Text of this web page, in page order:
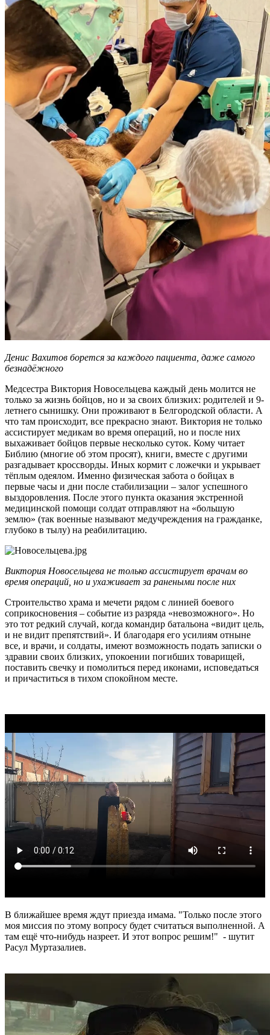
Денис Вахитов борется за каждого пациента, даже самого
безнадёжного
Медсестра Виктория Новосельцева каждый день молится не
только за жизнь бойцов, но и за своих близких: родителей и 9-
летнего сынишку. Они проживают в Белгородской области. А
что там происходит, все прекрасно знают. Виктория не только
ассистирует медикам во время операций, но и после них
выхаживает бойцов первые несколько суток. Кому читает
Библию (многие об этом просят), книги, вместе с другими
разгадывает кроссворды. Иных кормит с ложечки и укрывает
тёплым одеялом. Именно физическая забота о бойцах в
первые часы и дни после стабилизации – залог успешного
выздоровления. После этого пункта оказания экстренной
медицинской помощи солдат отправляют на «большую
землю» (так военные называют медучреждения на гражданке,
глубоко в тылу) на реабилитацию.
Виктория Новосельцева не только ассистирует врачам во
время операций, но и ухаживает за ранеными после них
Строительство храма и мечети рядом с линией боевого
соприкосновения – событие из разряда «невозможного». Но
это тот редкий случай, когда командир батальона «видит цель,
и не видит препятствий». И благодаря его усилиям отныне
все, и врачи, и солдаты, имеют возможность подать записки о
здравии своих близких, упокоении погибших товарищей,
поставить свечку и помолиться перед иконами, исповедаться
и причаститься в тихом спокойном месте.
В ближайшее время ждут приезда имама. "Только после этого
моя миссия по этому вопросу будет считаться выполненной. А
там ещё что-нибудь назреет. И этот вопрос решим!" - шутит
Расул Муртазалиев.